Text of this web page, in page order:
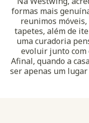
formas mais
reunimos móveis,
tapetes, além de
uma curadoria
evoluir junto com
Afinal, quando a
ser apenas um